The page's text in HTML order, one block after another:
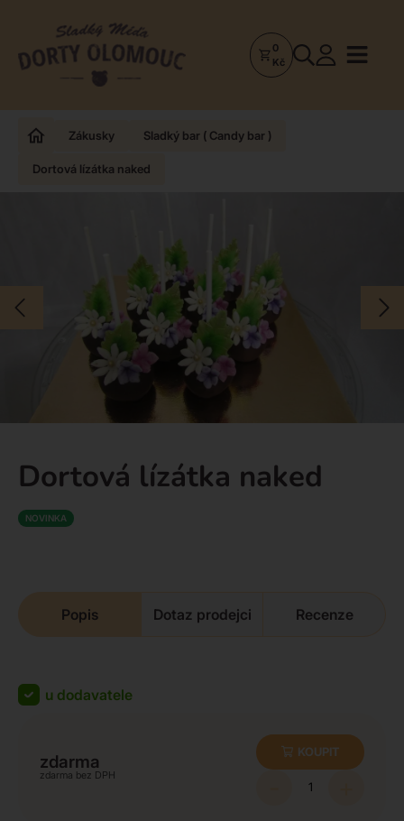
Dorty
Zakázkové
0
Kč
Zákusky Sladký bar ( Candy bar )
Dortová lízátka naked
Dortová lízátka naked
NOVINKA
Popis Dotaz prodejci Recenze
u dodavatele
zdarma
zdarma
KOUPIT